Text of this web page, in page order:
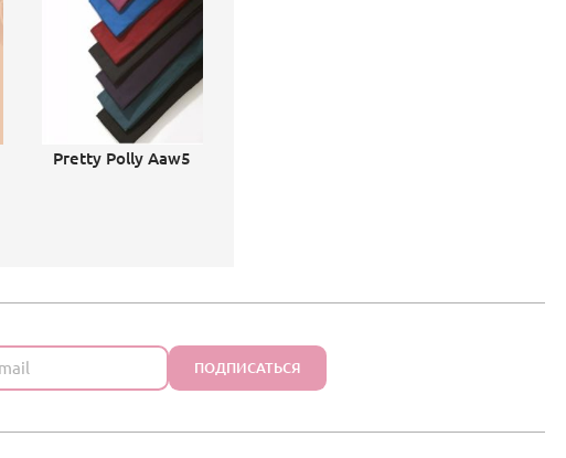
Pretty Polly Aaw5
ПОДПИСАТЬСЯ